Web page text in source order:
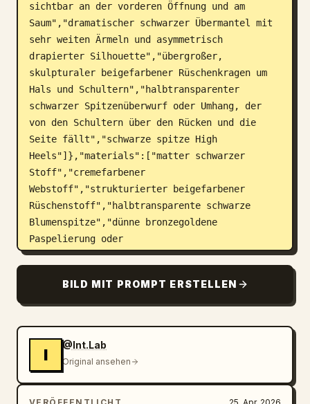
sichtbar an der vorderen Öffnung und am
Saum","dramatischer schwarzer Übermantel mit
sehr weiten Ärmeln und asymmetrisch
drapierter Silhouette","übergroßer,
skulpturaler beigefarbener Rüschenkragen um
Hals und Schultern","halbtransparenter
schwarzer Spitzenüberwurf oder Umhang, der
von den Schultern über den Rücken und die
Seite fällt","schwarze spitze High
Heels"]},"materials":["matter schwarzer
Stoff","cremefarbener
Webstoff","strukturierter beigefarbener
Rüschenstoff","halbtransparente schwarze
Blumenspitze","dünne bronzegoldene
Paspelierung oder
Saumverzierung"],"color_palette":
Anthrazit","dezentes Bronzegold"]},"layout":
{"background":"sauberer, warm-weißlicher
Beleuchtung und minimalem
[{"title":"Ganzkörperansichten","position":"l
inks bis mittig","count":3,"labels":
BILD MIT PROMPT ERSTELLEN
I
@Int.Lab
Original ansehen